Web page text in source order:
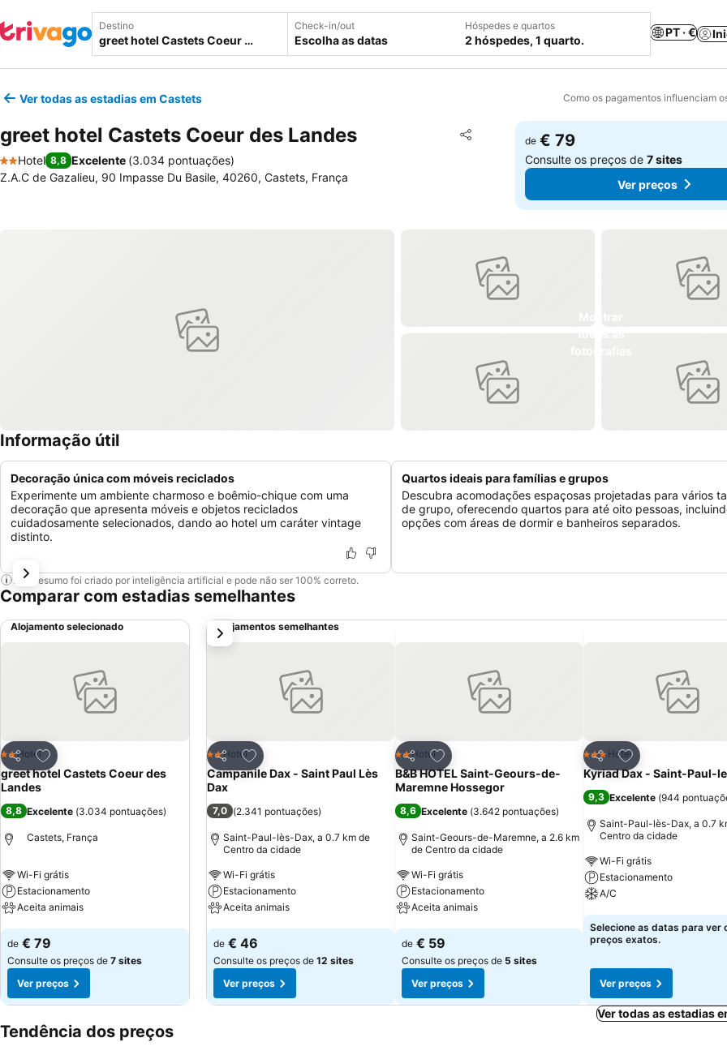
Destino Check-in/out
Escolha as datas
Hóspedes e quartos
2 hóspedes, 1 quarto.
PT · €
Ver todas as estadias em Castets Como os pagamentos influenciam
greet hotel Castets Coeur des Landes Partilhar
Adicionar aos favoritos
2 Estrelas
Hotel 8,8 Excelente (3.034 pontuações)
Z.A.C de Gazalieu, 90 Impasse Du Basile, 40260, Castets, França
de € 79
Consulte os preços de7 sites
Ver preços
Informação útil
Decoração única com móveis reciclados
Experimente um ambiente charmoso e boêmio-chique com uma
decoração que apresenta móveis e objetos reciclados
cuidadosamente selecionados, dando ao hotel um caráter vintage
distinto.
Quartos ideais para famílias e grupos
Descubra acomodações espaçosas projetadas para vários
de grupo, oferecendo quartos para até oito pessoas,
opções com áreas de dormir e banheiros separados.
Este resumo foi criado por inteligência artificial e pode não ser 100% correto.
Comparar com estadias semelhantes
Alojamento selecionado
Partilhar
Adicionar aos favoritos
2 Estrelas
Hotel
greet hotel Castets Coeur des
Landes
8,8 Excelente (3.034 pontuações)
Castets, França
Wi-Fi grátis
Estacionamento
Aceita animais
Ver preços
de € 79
Consulte os preços de 7 sites
Ver preços
Alojamentos semelhantes
Partilhar
Adicionar aos favoritos
2 Estrelas
Hotel
Campanile Dax - Saint Paul Lès
Dax
7,0 (2.341 pontuações)
Saint-Paul-lès-Dax, a 0.7 km de
Centro da cidade
Wi-Fi grátis
Estacionamento
Aceita animais
Ver preços
de € 46
Consulte os preços de 12 sites
Ver preços
Partilhar
Adicionar aos favoritos
2 Estrelas
Hotel
B&B HOTEL Saint-Geours-de-
Maremne Hossegor
8,6 Excelente (3.642 pontuações)
Saint-Geours-de-Maremne, a 2.6 km
de Centro da cidade
Wi-Fi grátis
Estacionamento
Aceita animais
Ver preços
de € 59
Consulte os preços de 5 sites
Ver preços
Partilhar
Adicionar aos
3 Estrelas
Hotel
Kyriad Dax - Saint-Paul-
9,3 Excelente (944
Saint-Paul-lès-Dax, a 0.7
Centro da cidade
Wi-Fi grátis
Estacionamento
A/C
Ver preços
Selecione as datas para ver
preços exatos.
Ver preços
próximo
Ver todas as estadias
Tendência dos preços